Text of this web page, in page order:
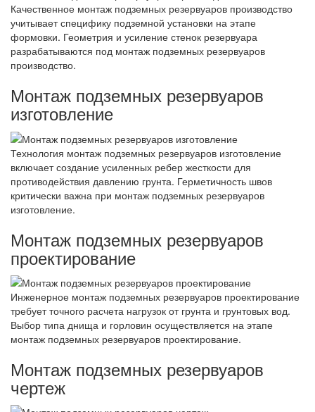
Качественное монтаж подземных резервуаров производство
учитывает специфику подземной установки на этапе
формовки. Геометрия и усиление стенок резервуара
разрабатываются под монтаж подземных резервуаров
производство.
Монтаж подземных резервуаров
изготовление
Технология монтаж подземных резервуаров изготовление
включает создание усиленных ребер жесткости для
противодействия давлению грунта. Герметичность швов
критически важна при монтаж подземных резервуаров
изготовление.
Монтаж подземных резервуаров
проектирование
Инженерное монтаж подземных резервуаров проектирование
требует точного расчета нагрузок от грунта и грунтовых вод.
Выбор типа днища и горловин осуществляется на этапе
монтаж подземных резервуаров проектирование.
Монтаж подземных резервуаров
чертеж